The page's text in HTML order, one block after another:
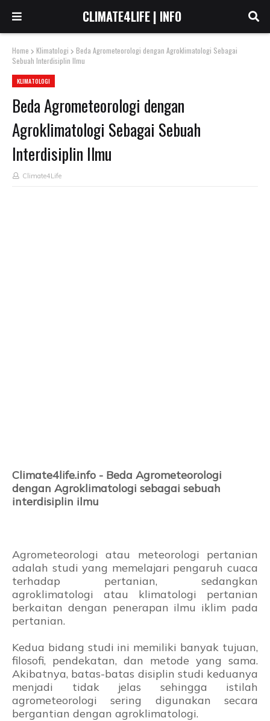
CLIMATE4LIFE | INFO
Home Klimatologi
Beda Agrometeorologi dengan Agroklimatologi Sebagai
Sebuah Interdisiplin Ilmu
KLIMATOLOGI
Beda Agrometeorologi dengan
Agroklimatologi Sebagai Sebuah
Interdisiplin Ilmu
Climate4Life
Climate4life.info - Beda Agrometeorologi
dengan Agroklimatologi sebagai sebuah
interdisiplin ilmu
Agrometeorologi atau meteorologi pertanian
adalah studi yang memelajari pengaruh cuaca
terhadap pertanian, sedangkan
agroklimatologi atau klimatologi pertanian
berkaitan dengan penerapan ilmu iklim pada
pertanian.
Kedua bidang studi ini memiliki banyak tujuan,
filosofi, pendekatan, dan metode yang sama.
Akibatnya, batas-batas disiplin studi keduanya
menjadi tidak jelas sehingga istilah
agrometeorologi sering digunakan secara
bergantian dengan agroklimatologi.